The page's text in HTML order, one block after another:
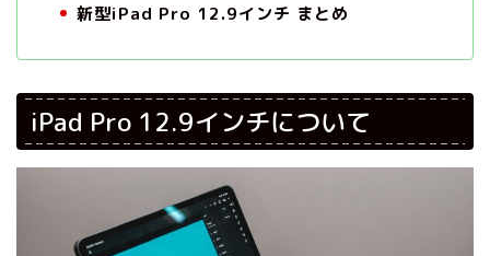
新型iPad Pro 12.9インチ まとめ
iPad Pro 12.9インチについて